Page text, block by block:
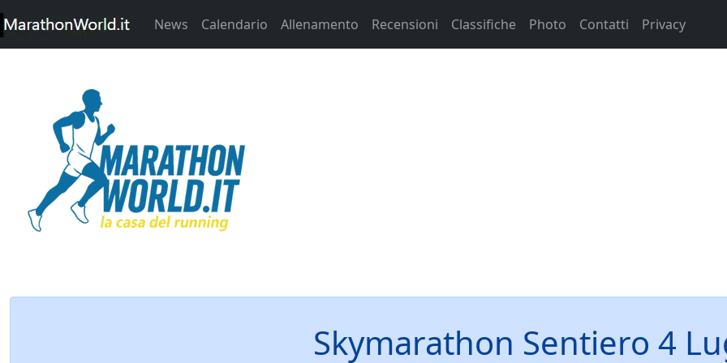
News Calendario Allenamento Recensioni Classifiche Photo Contatti Privacy
Skymarathon Sentiero 4